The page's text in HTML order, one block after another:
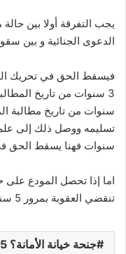
يجب التفرقة أولا بين
الدعوى الجنائية و بين
فيسقط الحق في تحريك
سنوات من تاريخ مطالبة
سنوات فهنا يسقط الحق
اما إذا تحصل المودع على
تنقضي العقوبة بمرور 5 سنوات .
جنحة خيانة الأمانة؟ 2025